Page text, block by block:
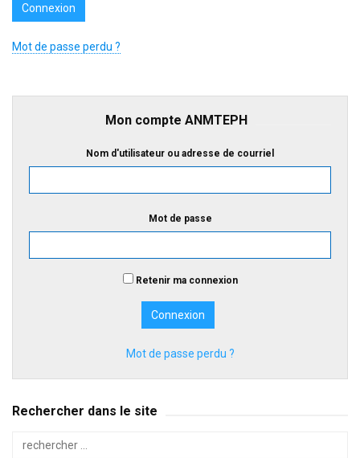
Mot de passe perdu ?
Mon compte ANMTEPH
Nom d'utilisateur ou adresse de courriel
Mot de passe
Retenir ma connexion
Mot de passe perdu ?
Rechercher dans le site